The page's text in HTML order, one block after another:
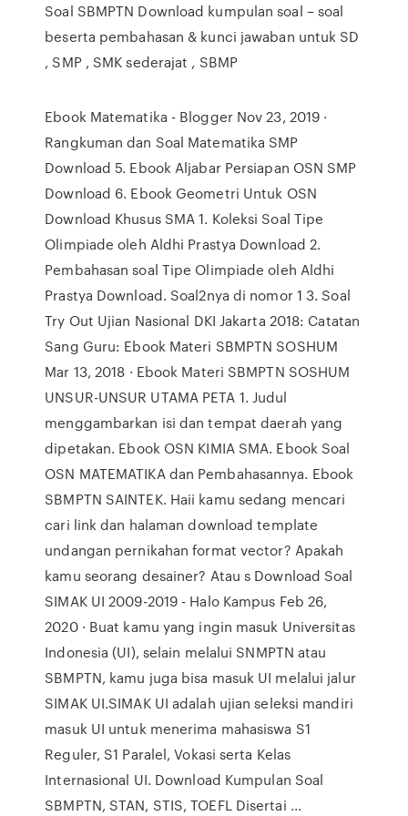
Soal SBMPTN Download kumpulan soal – soal
beserta pembahasan & kunci jawaban untuk SD
, SMP , SMK sederajat , SBMP
Ebook Matematika - Blogger Nov 23, 2019 ·
Rangkuman dan Soal Matematika SMP
Download 5. Ebook Aljabar Persiapan OSN SMP
Download 6. Ebook Geometri Untuk OSN
Download Khusus SMA 1. Koleksi Soal Tipe
Olimpiade oleh Aldhi Prastya Download 2.
Pembahasan soal Tipe Olimpiade oleh Aldhi
Prastya Download. Soal2nya di nomor 1 3. Soal
Try Out Ujian Nasional DKI Jakarta 2018: Catatan
Sang Guru: Ebook Materi SBMPTN SOSHUM
Mar 13, 2018 · Ebook Materi SBMPTN SOSHUM
UNSUR-UNSUR UTAMA PETA 1. Judul
menggambarkan isi dan tempat daerah yang
dipetakan. Ebook OSN KIMIA SMA. Ebook Soal
OSN MATEMATIKA dan Pembahasannya. Ebook
SBMPTN SAINTEK. Haii kamu sedang mencari
cari link dan halaman download template
undangan pernikahan format vector? Apakah
kamu seorang desainer? Atau s Download Soal
SIMAK UI 2009-2019 - Halo Kampus Feb 26,
2020 · Buat kamu yang ingin masuk Universitas
Indonesia (UI), selain melalui SNMPTN atau
SBMPTN, kamu juga bisa masuk UI melalui jalur
SIMAK UI.SIMAK UI adalah ujian seleksi mandiri
masuk UI untuk menerima mahasiswa S1
Reguler, S1 Paralel, Vokasi serta Kelas
Internasional UI. Download Kumpulan Soal
SBMPTN, STAN, STIS, TOEFL Disertai ...